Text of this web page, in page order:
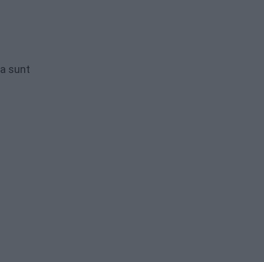
sunt